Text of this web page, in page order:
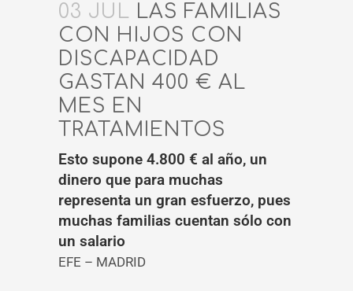
03 JUL LAS FAMILIAS
CON HIJOS CON
DISCAPACIDAD
GASTAN 400 € AL
MES EN
TRATAMIENTOS
Esto supone 4.800 € al año, un
dinero que para muchas
representa un gran esfuerzo, pues
muchas familias cuentan sólo con
un salario
EFE – MADRID